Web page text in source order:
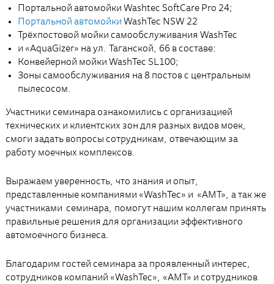
Портальной автомойки Washtec SoftCare Pro 24;
Портальной автомойки WashTec NSW 22
Трёхпостовой мойки самообслуживания WashTec
и «AquaGizer» на ул. Таганской, 66 в составе:
Конвейерной мойки WashTec SL100;
Зоны самообслуживания на 8 постов с центральным
пылесосом.
Участники семинара ознакомились с организацией
технических и клиентских зон для разных видов моек,
смоги задать вопросы сотрудникам, отвечающим за
работу моечных комплексов.
Выражаем уверенность, что знания и опыт,
представленные компаниями «WashTec» и «АМТ», а так же
участниками семинара, помогут нашим коллегам принять
правильные решения для организации эффективного
автомоечного бизнеса.
Благодарим гостей семинара за проявленный интерес,
сотрудников компаний «WashTec», «АМТ» и сотрудников